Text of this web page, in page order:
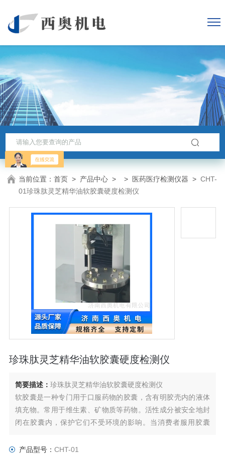
当前位置：首页 > 产品中心 > > 医药医疗检测仪器 >CHT-
01珍珠肽灵芝精华油软胶囊硬度检测仪
珍珠肽灵芝精华油软胶囊硬度检测仪
简要描述： 珍珠肽灵芝精华油软胶囊硬度检测仪
软胶囊是一种专门用于口服药物的胶囊，含有明胶壳内的液体
填充物。常用于维生素、矿物质等药物。活性成分被安全地封
闭在胶囊内，保护它们不受环境的影响。当消费者服用胶囊
来。
产品型号： CHT-01